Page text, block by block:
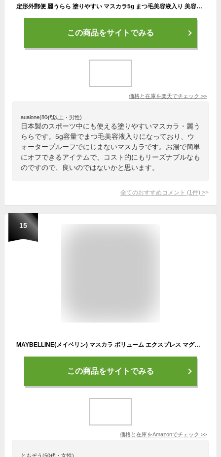
定形外郵便 麗うらら 塗りやすい マスカラ5g まつ毛美容液入り 美容成分配合 お湯で簡単OFF ウォータープルーフ処方 日本製
この商品をサイトでみる
価格と在庫を楽天でチェック >>
aualone(80代以上・男性)
日本製のスポーツ中にも使える塗りやすいマスカラ・麗う
ららです。5g容量でまつ毛美容液入りになっており、ウ
ォータープルーフでにじまないマスカラです。お湯で簡単
にオフできるアイテムで、コスト的にもリーズナブルなも
のですので、良いのではないかと思います。
全てのおすすめコメント (1 件) >
15
MAYBELLINE(メイベリン) マスカラ ボリューム エクスプレス マグナム WP N 01 ブラック ウォータープルーフ ボリューム.
この商品をサイトでみる
価格と在庫をAmazonでチェック >>
ともぞう(50代・女性)